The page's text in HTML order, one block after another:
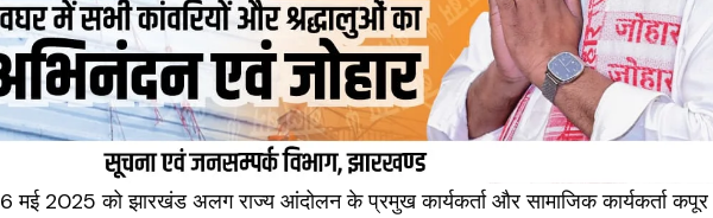
6 मई 2025 को झारखंड अलग राज्य आंदोलन के प्रमुख कार्यकर्ता और सामाजिक कार्यकर्ता कपूर